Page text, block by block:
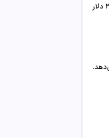
تنها ۹۰ روز طول می‌کشد و شما باید حداقل ۱ تراهَش (TH) قدرت استخراج را خریداری کنید. همچنین، بایننس ۱.۸۰ دلار کارمزد را به‌همراه ۳.۹۶ دلار
ارائه می‌دهد.